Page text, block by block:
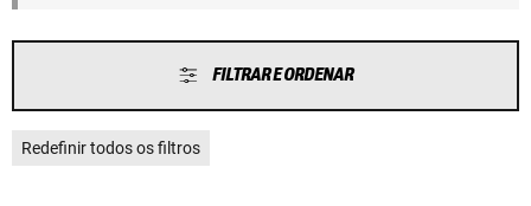
FILTRAR E ORDENAR
Redefinir todos os filtros